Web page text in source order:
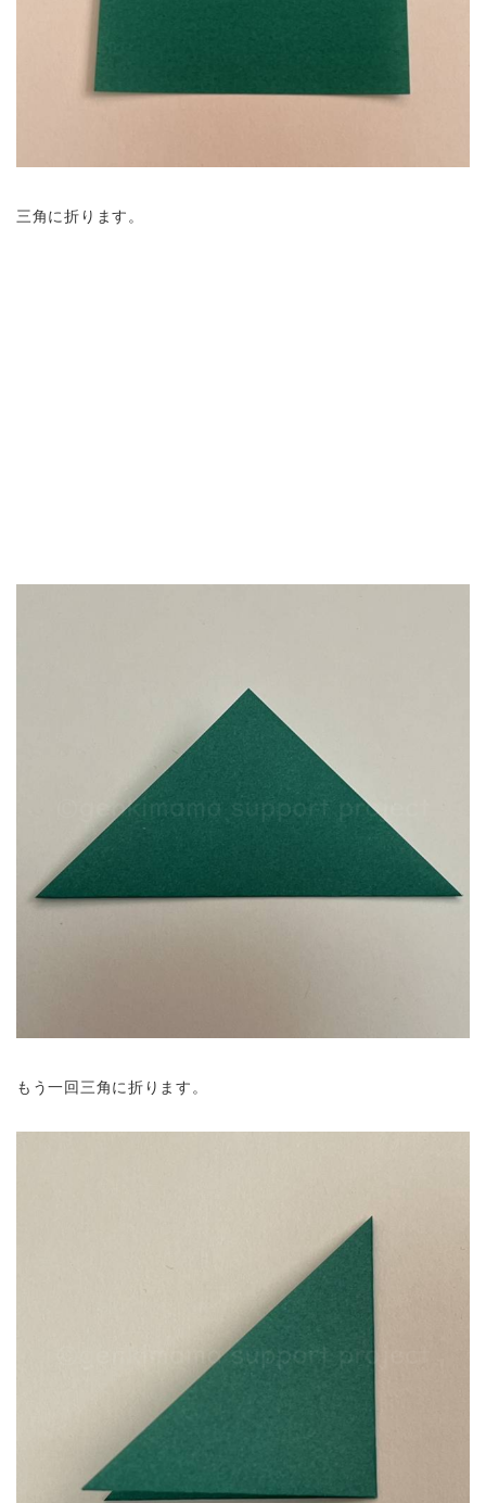
三角に折ります。
もう一回三角に折ります。